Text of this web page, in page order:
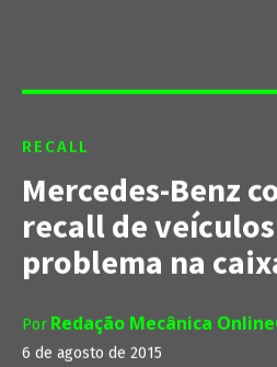
RECALL
Mercedes-Benz
recall de
problema na
Por Redação Mecânica
6 de agosto de 2015